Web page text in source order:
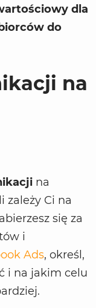
dla
do
na
na
zależy Ci na
się za
i
Ads, określ,
i na jakim celu